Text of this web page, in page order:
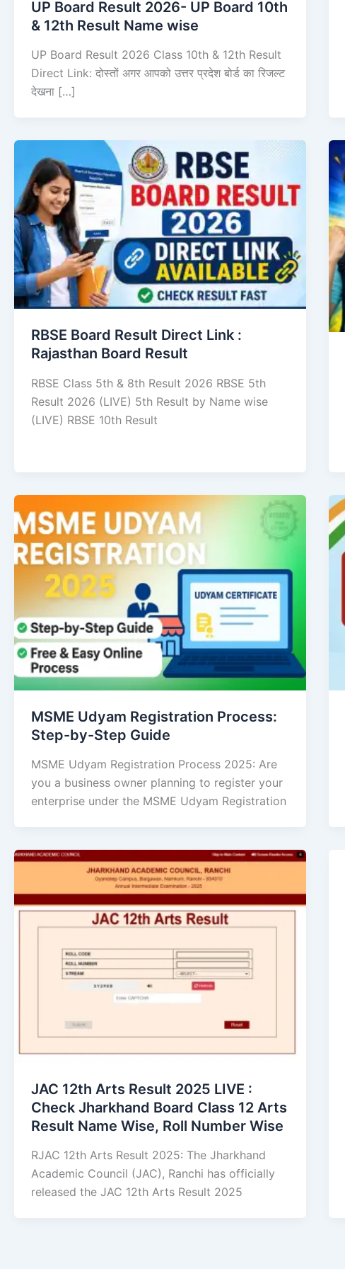
UP Board Result 2026- UP Board 10th
& 12th Result Name wise
UP Board Result 2026 Class 10th & 12th Result
Direct Link: दोस्तों अगर आपको उत्तर प्रदेश बोर्ड का रिजल्ट
देखना […]
RBSE Board Result Direct Link : ​
Rajasthan Board Result
RBSE Class 5th & 8th Result 2026 RBSE 5th
Result 2026 (LIVE) 5th Result by Name wise
(LIVE) RBSE 10th Result
MSME Udyam Registration Process:
Step-by-Step Guide
MSME Udyam Registration Process 2025: Are
you a business owner planning to register your
enterprise under the MSME Udyam Registration
JAC 12th Arts Result 2025 LIVE :
Check Jharkhand Board Class 12 Arts
Result Name Wise, Roll Number Wise
RJAC 12th Arts Result 2025: The Jharkhand
Academic Council (JAC), Ranchi has officially
released the JAC 12th Arts Result 2025